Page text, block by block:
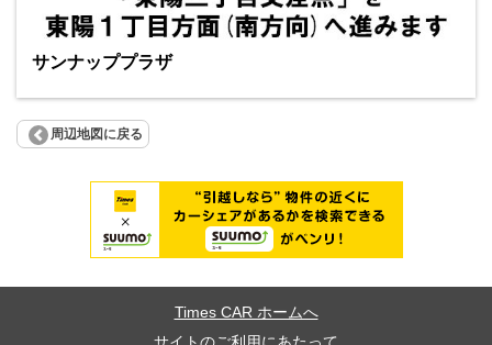
サンナッププラザ
周辺地図に戻る
Times CAR ホームへ